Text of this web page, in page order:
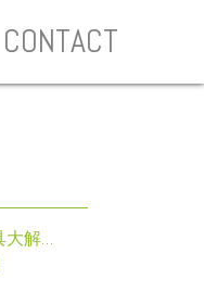
CONTACT
1 : 工欲善其事，必先利其器！油漆工具大解構 (下)